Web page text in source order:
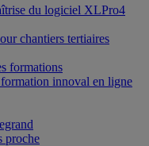
du logiciel XLPro4
chantiers tertiaires
formations
innoval en ligne
proche